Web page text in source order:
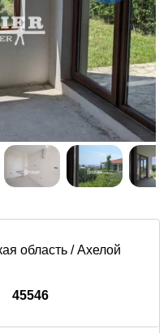
область / Ахелой
45546